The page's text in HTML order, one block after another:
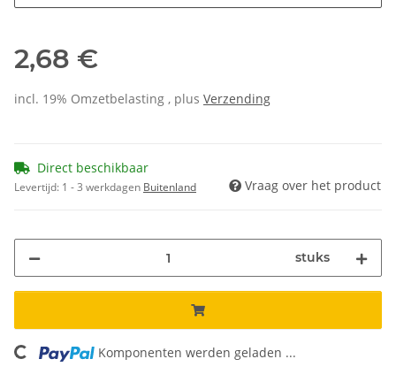
2,68 €
incl. 19% Omzetbelasting , plus Verzending
Direct beschikbaar
Levertijd: 1 - 3 werkdagen Buitenland Vraag over het product
stuks
Komponenten werden geladen ...